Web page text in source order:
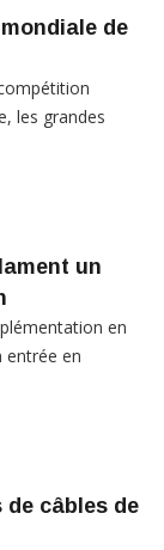
de
les grandes
un
en
entrée en
câbles de